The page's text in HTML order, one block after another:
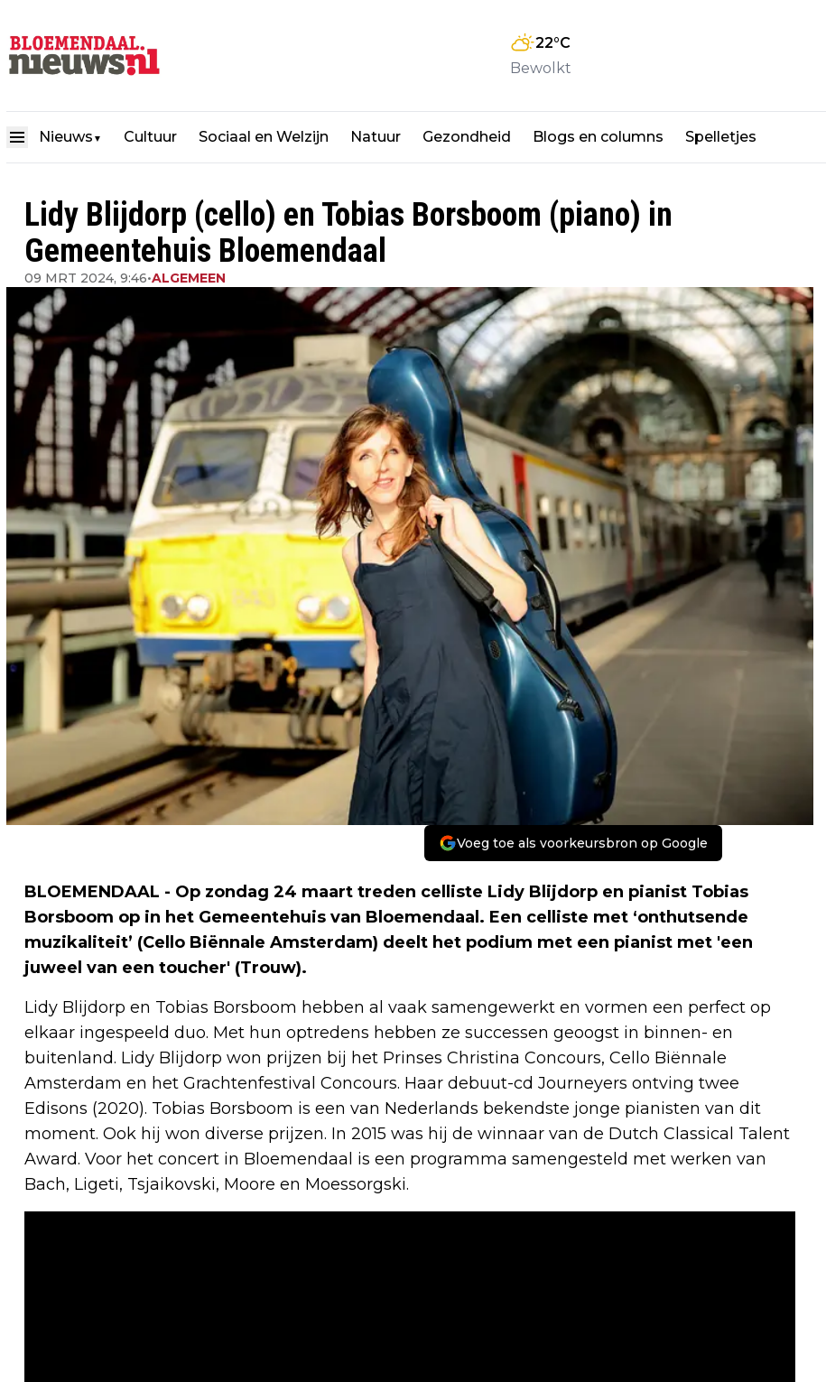
22°C
Bewolkt
Nieuws ▼ Cultuur Sociaal en Welzijn Natuur Gezondheid Blogs en columns Spelletjes
Lidy Blijdorp (cello) en Tobias Borsboom (piano) in
Gemeentehuis Bloemendaal
09 MRT 2024, 9:46•ALGEMEEN
Voeg toe als voorkeursbron op Google
BLOEMENDAAL - Op zondag 24 maart treden celliste Lidy Blijdorp en pianist Tobias
Borsboom op in het Gemeentehuis van Bloemendaal. Een celliste met ‘onthutsende
muzikaliteit’ (Cello Biënnale Amsterdam) deelt het podium met een pianist met 'een
juweel van een toucher' (Trouw).
Lidy Blijdorp en Tobias Borsboom hebben al vaak samengewerkt en vormen een perfect op
elkaar ingespeeld duo. Met hun optredens hebben ze successen geoogst in binnen- en
buitenland. Lidy Blijdorp won prijzen bij het Prinses Christina Concours, Cello Biënnale
Amsterdam en het Grachtenfestival Concours. Haar debuut-cd Journeyers ontving twee
Edisons (2020). Tobias Borsboom is een van Nederlands bekendste jonge pianisten van dit
moment. Ook hij won diverse prijzen. In 2015 was hij de winnaar van de Dutch Classical Talent
Award. Voor het concert in Bloemendaal is een programma samengesteld met werken van
Bach, Ligeti, Tsjaikovski, Moore en Moessorgski.